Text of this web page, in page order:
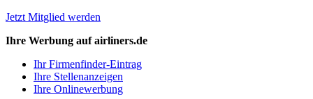
Jetzt Mitglied werden
Ihre Werbung auf airliners.de
Ihr Firmenfinder-Eintrag
Ihre Stellenanzeigen
Ihre Onlinewerbung